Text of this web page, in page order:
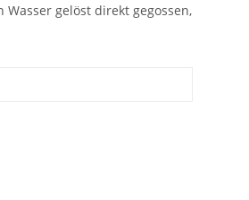
gelöst direkt gegossen,